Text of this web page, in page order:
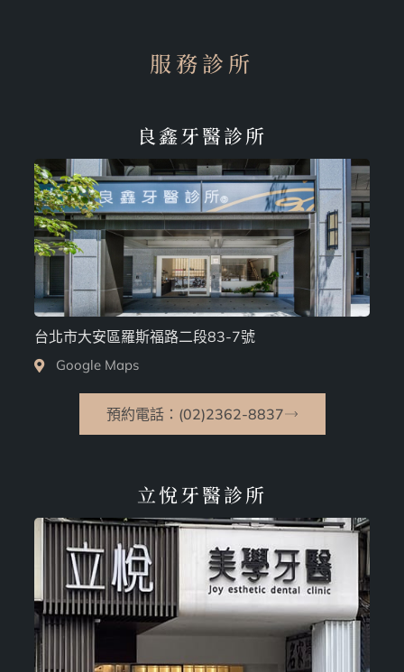
服務診所
良鑫牙醫診所
台北市大安區羅斯福路二段83-7號
Google Maps
預約電話：(02)2362-8837
立悅牙醫診所